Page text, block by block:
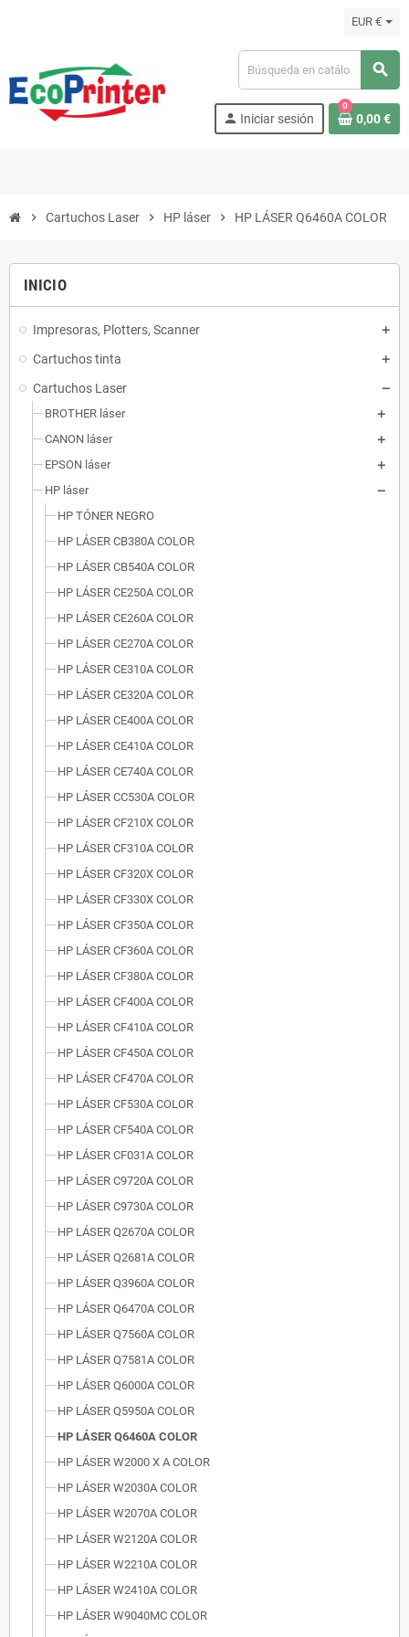
EUR €
search
person Iniciar sesión
0
0,00 €
chevron_right Cartuchos Laser chevron_right HP láser chevron_right HP LÁSER Q6460A COLOR
INICIO
Impresoras, Plotters, Scanner
Cartuchos tinta
Cartuchos Laser
BROTHER láser
CANON láser
EPSON láser
HP láser
HP TÓNER NEGRO
HP LÁSER CB380A COLOR
HP LÁSER CB540A COLOR
HP LÁSER CE250A COLOR
HP LÁSER CE260A COLOR
HP LÁSER CE270A COLOR
HP LÁSER CE310A COLOR
HP LÁSER CE320A COLOR
HP LÁSER CE400A COLOR
HP LÁSER CE410A COLOR
HP LÁSER CE740A COLOR
HP LÁSER CC530A COLOR
HP LÁSER CF210X COLOR
HP LÁSER CF310A COLOR
HP LÁSER CF320X COLOR
HP LÁSER CF330X COLOR
HP LÁSER CF350A COLOR
HP LÁSER CF360A COLOR
HP LÁSER CF380A COLOR
HP LÁSER CF400A COLOR
HP LÁSER CF410A COLOR
HP LÁSER CF450A COLOR
HP LÁSER CF470A COLOR
HP LÁSER CF530A COLOR
HP LÁSER CF540A COLOR
HP LÁSER CF031A COLOR
HP LÁSER C9720A COLOR
HP LÁSER C9730A COLOR
HP LÁSER Q2670A COLOR
HP LÁSER Q2681A COLOR
HP LÁSER Q3960A COLOR
HP LÁSER Q6470A COLOR
HP LÁSER Q7560A COLOR
HP LÁSER Q7581A COLOR
HP LÁSER Q6000A COLOR
HP LÁSER Q5950A COLOR
HP LÁSER Q6460A COLOR
HP LÁSER W2000 X A COLOR
HP LÁSER W2030A COLOR
HP LÁSER W2070A COLOR
HP LÁSER W2120A COLOR
HP LÁSER W2210A COLOR
HP LÁSER W2410A COLOR
HP LÁSER W9040MC COLOR